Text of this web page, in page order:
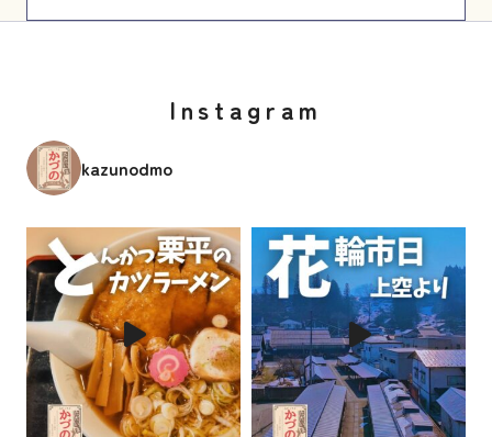
Instagram
kazunodmo